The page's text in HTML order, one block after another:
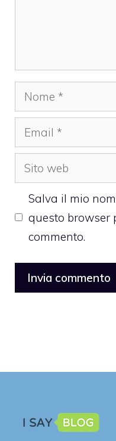
Nome
Email
Sito
web
Salva il mio
questo browser
commento.